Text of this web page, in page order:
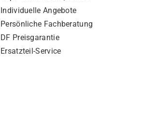
Individuelle Angebote
Persönliche Fachberatung
DF Preisgarantie
Ersatzteil-Service